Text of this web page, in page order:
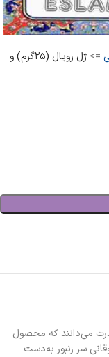
=>
ژل رویال (۲۵گرم) و
می‌دانند که محصول
سر زنبور به‌دست